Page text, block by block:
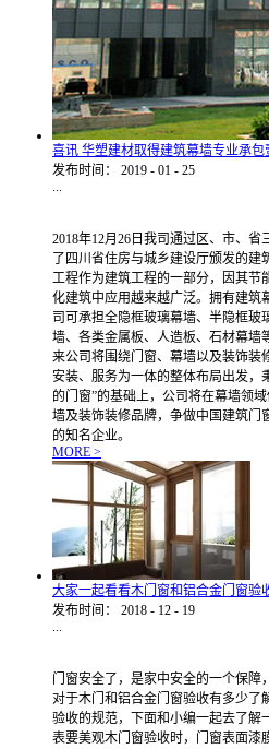
喜讯 华塑建材取得建筑幕墙专业承包
发布时间：
2019 - 01 - 25
...
2018年12月26日我司通过区、市、
了四川省住房与城乡建设厅颁发的
工程作为建筑工程的一部分，因其节
化建筑中应用越来越广泛。拥有建筑
司可承担全隐框玻璃幕墙、半隐框
墙、各类金属板、人造板、石材幕
来公司将围绕门窗、幕墙以及装饰装
安装、服务为一体的整体布局出发，
的门窗”的基础上，公司将在幕墙领
墙及装饰装修品牌，争做中国建筑门
的知名企业。
MORE >
大家一起看看木门窗和铝合金门窗验
发布时间：
2018 - 12 - 19
...
门窗安全了，是家中安全的一个保
对于木门和铝合金门窗验收有多少了
验收的规范，下面和小编一起去了解
表要美观木门窗验收时，门窗表面漆